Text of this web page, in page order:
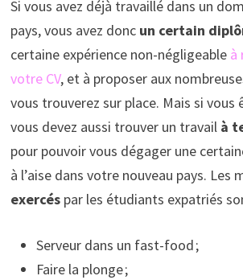
Si vous avez déjà travaillé dans un
pays, vous avez doncun certain
certaine expérience non-négligeable à
votre CV, et à proposer aux
vous trouverez sur place. Mais si
vous devez aussi trouver un travailà
pour pouvoir vous dégager une
à l’aise dans votre nouveau pays. Les
exercéspar les étudiants expatriés
Serveur dans un fast-food ;
Faire la plonge ;